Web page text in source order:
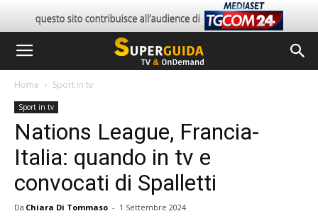
Home Sport in tv
Sport in tv
Nations League, Francia-
Italia: quando in tv e
convocati di Spalletti
Da Chiara Di Tommaso - 1 Settembre 2024